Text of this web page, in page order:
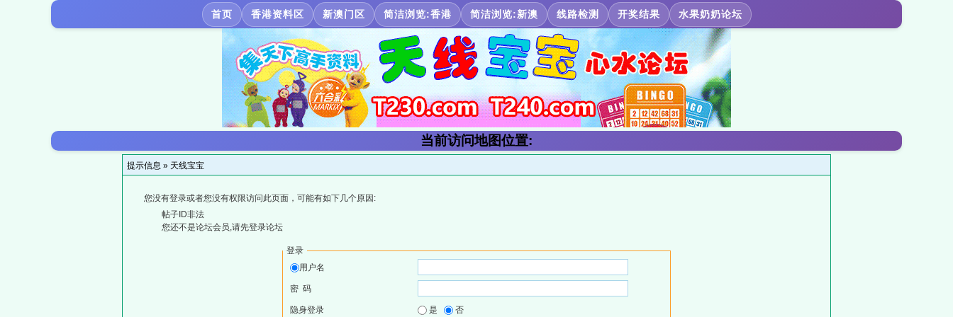
首页 香港资料区 新澳门区 简洁浏览:香港 简洁浏览:新澳 线路检测 开奖结果 水果奶奶论坛
当前访问地图位置:
提示信息 » 天线宝宝
您没有登录或者您没有权限访问此页面，可能有如下几个原因:
帖子ID非法
您还不是论坛会员,请先登录论坛
登录
用户名
密 码
隐身登录 是 否